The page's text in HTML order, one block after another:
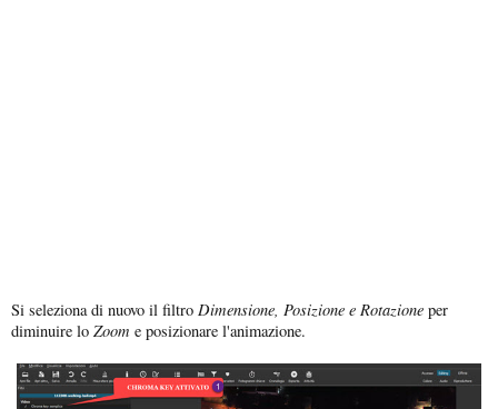
Si seleziona di nuovo il filtro Dimensione, Posizione e Rotazione per
diminuire lo Zoom e posizionare l'animazione.